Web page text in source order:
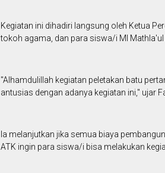
Kegiatan ini dihadiri langsung oleh Ketua
tokoh agama, dan para siswa/i MI Mathla'ul
"Alhamdulillah kegiatan peletakan batu
antusias dengan adanya kegiatan ini," ujar
Ia melanjutkan jika semua biaya
ATK ingin para siswa/i bisa melakukan